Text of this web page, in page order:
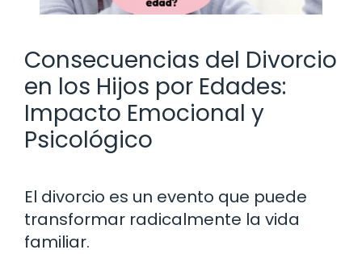
Consecuencias del Divorcio
en los Hijos por Edades:
Impacto Emocional y
Psicológico
El divorcio es un evento que puede
transformar radicalmente la vida
familiar.